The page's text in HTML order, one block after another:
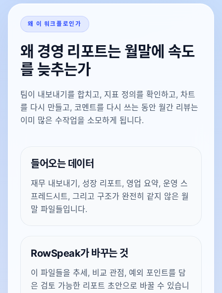
왜 이 워크플로인가
왜 경영 리포트는 월말에 속도
를 늦추는가
팀이 내보내기를 합치고, 지표 정의를 확인하고, 차트
를 다시 만들고, 코멘트를 다시 쓰는 동안 월간 리뷰는
이미 많은 수작업을 소모하게 됩니다.
들어오는 데이터
재무 내보내기, 성장 리포트, 영업 요약, 운영 스
프레드시트, 그리고 구조가 완전히 같지 않은 월
말 파일들입니다.
RowSpeak가 바꾸는 것
이 파일들을 추세, 비교 관점, 예외 포인트를 담
은 검토 가능한 리포트 초안으로 바꿀 수 있습니